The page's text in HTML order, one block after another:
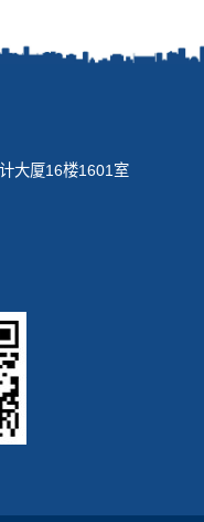
大厦16楼1601室